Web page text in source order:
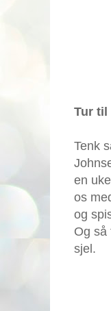
Tur til
Tenk
en
os
og
Og så
sjel.